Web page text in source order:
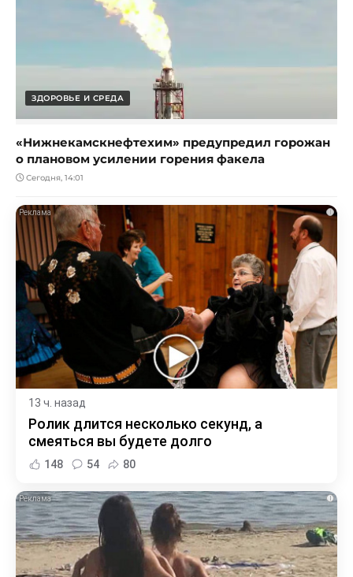
ЗДОРОВЬЕ И СРЕДА
«Нижнекамскнефтехим» предупредил горожан
о плановом усилении горения факела
Сегодня, 14:01
i
13 ч. назад
Ролик длится несколько секунд, а
смеяться вы будете долго
148 54 80
i